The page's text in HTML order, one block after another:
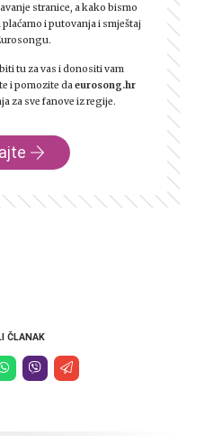
stranice, a kako bismo
i putovanja i smještaj
tu za vas i donositi vam
i pomozite daeurosong.hr
za sve fanove iz regije.
ČLANAK